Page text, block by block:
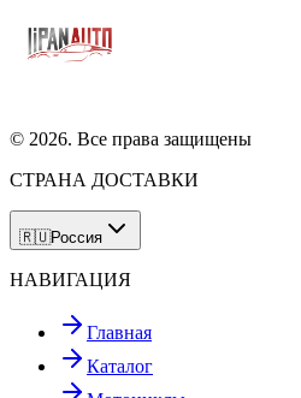
© 2026. Все права защищены
СТРАНА ДОСТАВКИ
🇷🇺Россия
НАВИГАЦИЯ
Главная
Каталог